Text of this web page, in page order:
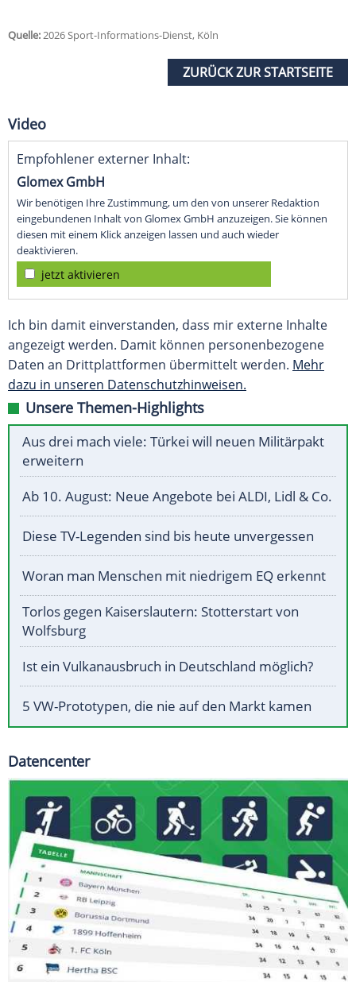
Quelle:2026 Sport-Informations-Dienst, Köln
ZURÜCK ZUR STARTSEITE
Video
Empfohlener externer Inhalt:
Glomex GmbH
Wir benötigen Ihre Zustimmung, um den von unserer Redaktion
eingebundenen Inhalt von Glomex GmbH anzuzeigen. Sie können
diesen mit einem Klick anzeigen lassen und auch wieder
deaktivieren.
jetzt aktivieren
Ich bin damit einverstanden, dass mir externe Inhalte
angezeigt werden. Damit können personenbezogene
Daten an Drittplattformen übermittelt werden. Mehr
dazu in unseren Datenschutzhinweisen.
Unsere Themen-Highlights
Aus drei mach viele: Türkei will neuen Militärpakt
erweitern
Ab 10. August: Neue Angebote bei ALDI, Lidl & Co.
Diese TV-Legenden sind bis heute unvergessen
Woran man Menschen mit niedrigem EQ erkennt
Torlos gegen Kaiserslautern: Stotterstart von
Wolfsburg
Ist ein Vulkanausbruch in Deutschland möglich?
5 VW-Prototypen, die nie auf den Markt kamen
Datencenter